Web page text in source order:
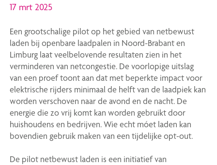
17 mrt 2025
Een grootschalige pilot op het gebied van netbewust
laden bij openbare laadpalen in Noord-Brabant en
Limburg laat veelbelovende resultaten zien in het
verminderen van netcongestie. De voorlopige uitslag
van een proef toont aan dat met beperkte impact voor
elektrische rijders minimaal de helft van de laadpiek kan
worden verschoven naar de avond en de nacht. De
energie die zo vrij komt kan worden gebruikt door
huishoudens en bedrijven. Wie echt móet laden kan
bovendien gebruik maken van een tijdelijke opt-out.
De pilot netbewust laden is een initiatief van